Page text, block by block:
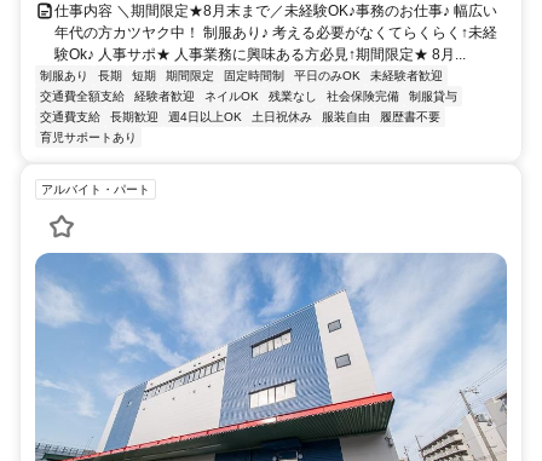
仕事内容 ＼期間限定★8月末まで／未経験OK♪事務のお仕事♪ 幅広い
年代の方カツヤク中！ 制服あり♪ 考える必要がなくてらくらく↑未経
験Ok♪ 人事サポ★ 人事業務に興味ある方必見↑期間限定★ 8月...
制服あり 長期 短期 期間限定 固定時間制 平日のみOK
未経験者歓迎
交通費全額支給
経験者歓迎 ネイルOK 残業なし 社会保険完備
制服貸与
交通費支給
長期歓迎 週4日以上OK 土日祝休み 服装自由
履歴書不要
育児サポートあり
アルバイト・パート